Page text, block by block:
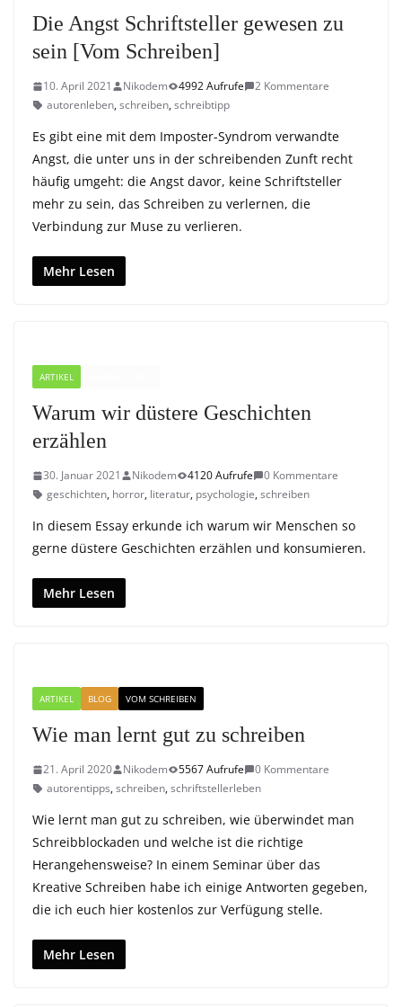
Die Angst Schriftsteller gewesen zu
sein [Vom Schreiben]
10. April 2021 Nikodem 4992 Aufrufe
2 Kommentare
autorenleben,schreiben,schreibtipp
Es gibt eine mit dem Imposter-Syndrom verwandte
Angst, die unter uns in der schreibenden Zunft recht
häufig umgeht: die Angst davor, keine Schriftsteller
mehr zu sein, das Schreiben zu verlernen, die
Verbindung zur Muse zu verlieren.
Mehr Lesen
ARTIKEL
Warum wir düstere Geschichten
erzählen
30. Januar 2021 Nikodem 4120 Aufrufe
0 Kommentare
geschichten, horror, literatur, psychologie,schreiben
In diesem Essay erkunde ich warum wir Menschen so
gerne düstere Geschichten erzählen und konsumieren.
Mehr Lesen
ARTIKEL BLOG VOM SCHREIBEN
Wie man lernt gut zu schreiben
21. April 2020 Nikodem 5567 Aufrufe
0 Kommentare
autorentipps,schreiben,schriftstellerleben
Wie lernt man gut zu schreiben, wie überwindet man
Schreibblockaden und welche ist die richtige
Herangehensweise? In einem Seminar über das
Kreative Schreiben habe ich einige Antworten gegeben,
die ich euch hier kostenlos zur Verfügung stelle.
Mehr Lesen